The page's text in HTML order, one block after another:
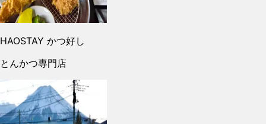
HAOSTAY かつ好し
とんかつ専門店